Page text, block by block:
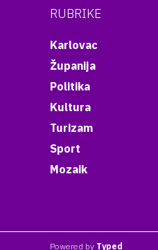
RUBRIKE
Karlovac
Županija
Politika
Kultura
Turizam
Sport
Mozaik
Powered by Typed